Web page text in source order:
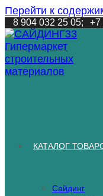
Перейти к
8 904 032 25 05; +7
КАТАЛОГ
Сайдинг